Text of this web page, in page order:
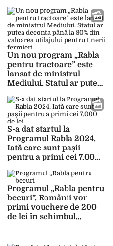
Un nou program „Rabla
pentru tractoare” este
lansat de ministrul
Mediului. Statul ar putea
valoarea utilajului pentru
tinerii fermieri
S-a dat startul la
Programul Rabla 2024.
Iată care sunt pașii
pentru a primi cei 7.000
Programul „Rabla pentru
becuri”. Românii vor
primi vouchere de 200
de lei în schimbul